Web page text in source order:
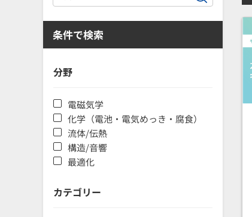
条件で検索
分野
電磁気学
化学（電池・電気めっき・腐食）
流体/伝熱
構造/音響
最適化
カテゴリー